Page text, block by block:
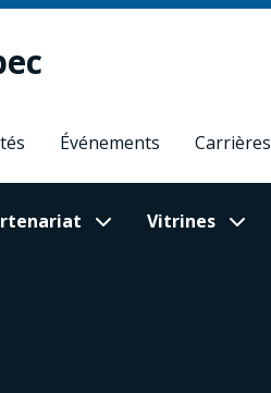
Événements Carrières
Vitrines